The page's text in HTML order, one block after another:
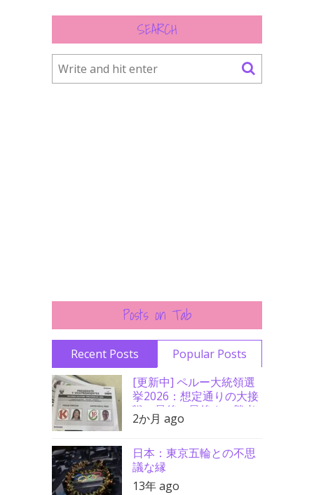
SEARCH
Posts on Tab
Recent Posts
Popular Posts
[更新中] ペルー大統領選
挙2026：想定通りの大接
戦、最後の最後まで勝者
分からず
2か月 ago
日本：東京五輪との不思
議な縁
13年 ago